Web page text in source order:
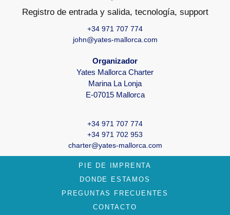
Registro de entrada y salida, tecnología, support
+34 971 707 774
john@yates-mallorca.com
Organizador
Yates Mallorca Charter
Marina La Lonja
E-07015 Mallorca
+34 971 707 774
+34 971 702 953
charter@yates-mallorca.com
PIE DE IMPRENTA
DONDE ESTAMOS
PREGUNTAS FRECUENTES
CONTACTO